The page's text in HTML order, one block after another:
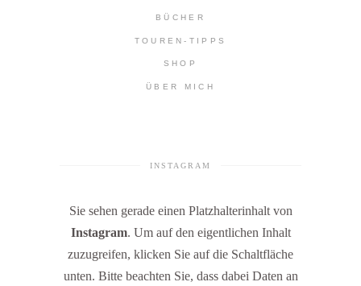
BÜCHER
TOUREN-TIPPS
SHOP
ÜBER MICH
INSTAGRAM
Sie sehen gerade einen Platzhalterinhalt von
Instagram. Um auf den eigentlichen Inhalt
zuzugreifen, klicken Sie auf die Schaltfläche
unten. Bitte beachten Sie, dass dabei Daten an